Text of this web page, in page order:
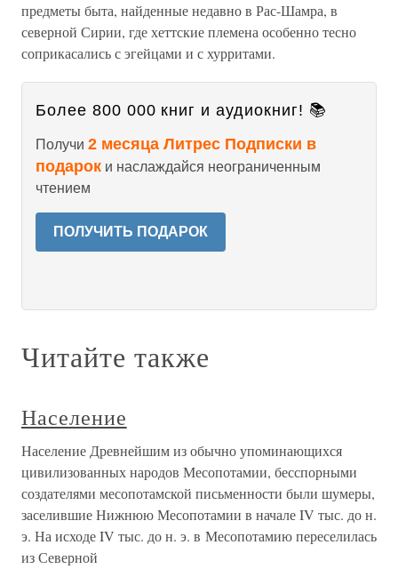
предметы быта, найденные недавно в Рас-Шамра, в
северной Сирии, где хеттские племена особенно тесно
соприкасались с эгейцами и с хурритами.
Более 800 000 книг и аудиокниг! 📚
Получи 2 месяца Литрес Подписки в
подарок и наслаждайся неограниченным
чтением
ПОЛУЧИТЬ ПОДАРОК
Читайте также
Население
Население Древнейшим из обычно упоминающихся
цивилизованных народов Месопотамии, бесспорными
создателями месопотамской письменности были шумеры,
заселившие Нижнюю Месопотамии в начале IV тыс. до н.
э. На исходе IV тыс. до н. э. в Месопотамию переселилась
из Северной